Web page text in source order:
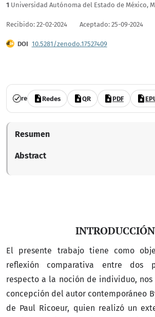
1 Universidad Autónoma del Estado de México,
Recibido: 22-02-2024 Aceptado: 25-09-2024
DOI 10.5281/zenodo.17527409
Vol. 11 Núm. 69 (2025)
revisado por pares acceso abierto
Redes QR PDF
Resumen
Abstract
INTRODUCCIÓN
El presente trabajo tiene como
reflexión comparativa entre dos
respecto a la noción de individuo, nos
concepción del autor contemporáneo
de Paul Ricoeur, quien realizó un